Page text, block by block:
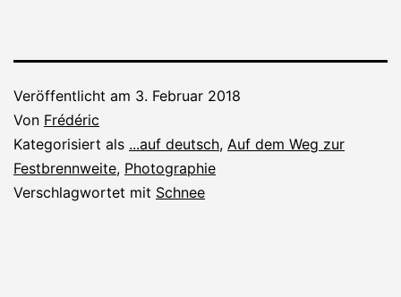
Veröffentlicht am 3. Februar 2018
Von Frédéric
Kategorisiert als ...auf deutsch, Auf dem Weg zur
Festbrennweite, Photographie
Verschlagwortet mit Schnee